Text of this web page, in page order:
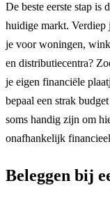
De beste eerste stap is
huidige markt. Verdiep
je voor woningen,
en distributiecentra?
je eigen financiële
bepaal een strak
soms handig zijn om
onafhankelijk
Beleggen bij